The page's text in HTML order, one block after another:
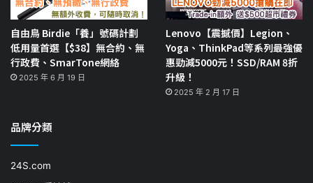
自由鳥 Birdie「養」號碼計劃
低用量首選【$38】無合約、無
行政費、SmarTone網絡
2025 年 6 月 19 日
Lenovo【震撼價】Legion、
Yoga、ThinkPad等系列最強優
惠勁減5000元！SSD/RAM 8折
升級！
2025 年 2 月 17 日
品牌分類
24S.com